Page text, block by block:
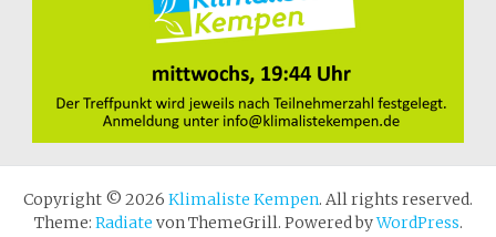
Copyright © 2026 Klimaliste Kempen. All rights reserved.
Theme: Radiate von ThemeGrill. Powered byWordPress.